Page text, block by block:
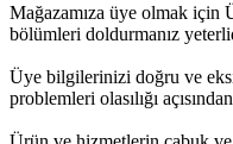
Mağazamıza üye olmak için
bölümleri doldurmanız
Üye bilgilerinizi doğru ve
problemleri olasılığı